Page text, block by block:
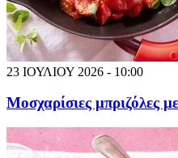
23 ΙΟΥΛΙΟΥ 2026 - 10:00
Μοσχαρίσιες μπριζόλες